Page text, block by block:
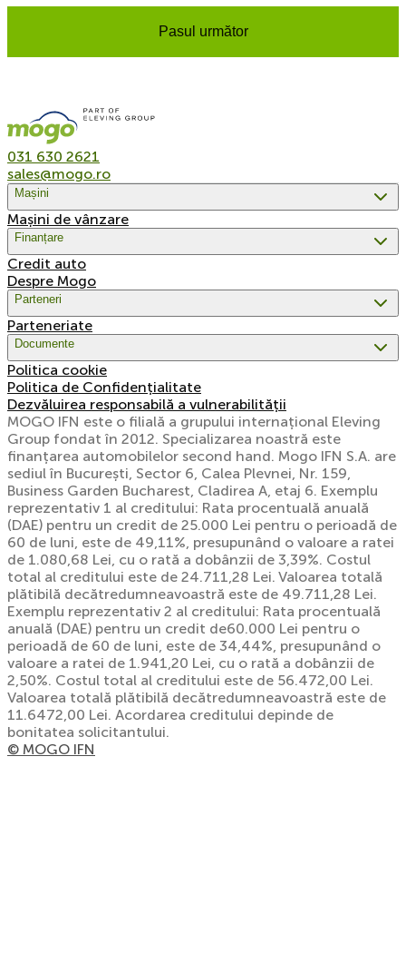
Pasul următor
031 630 2621
sales@mogo.ro
Mașini
Mașini de vânzare
Finanțare
Credit auto
Despre Mogo
Parteneri
Parteneriate
Documente
Politica cookie
Politica de Confidențialitate
Dezvăluirea responsabilă a vulnerabilității
MOGO IFN este o filială a grupului internațional Eleving
Group fondat în 2012. Specializarea noastră este
finanțarea automobilelor second hand. Mogo IFN S.A. are
sediul în București, Sector 6, Calea Plevnei, Nr. 159,
Business Garden Bucharest, Cladirea A, etaj 6. Exemplu
reprezentativ 1 al creditului: Rata procentuală anuală
(DAE) pentru un credit de 25.000 Lei pentru o perioadă de
60 de luni, este de 49,11%, presupunând o valoare a ratei
de 1.080,68 Lei, cu o rată a dobânzii de 3,39%. Costul
total al creditului este de 24.711,28 Lei. Valoarea totală
plătibilă decătredumneavoastră este de 49.711,28 Lei.
Exemplu reprezentativ 2 al creditului: Rata procentuală
anuală (DAE) pentru un credit de60.000 Lei pentru o
perioadă de 60 de luni, este de 34,44%, presupunând o
valoare a ratei de 1.941,20 Lei, cu o rată a dobânzii de
2,50%. Costul total al creditului este de 56.472,00 Lei.
Valoarea totală plătibilă decătredumneavoastră este de
11.6472,00 Lei. Acordarea creditului depinde de
bonitatea solicitantului.
© MOGO IFN